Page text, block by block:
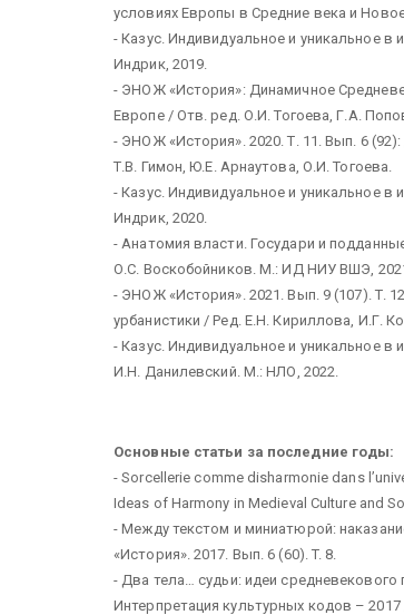
условиях Европы в Средние века и
- Казус. Индивидуальное и уникальное
Индрик, 2019.
- ЭНОЖ «История»: Динамичное
Европе / Отв. ред. О.И. Тогоева, Г.А.
- ЭНОЖ «История». 2020. Т. 11. Вып. 6
Т.В. Гимон, Ю.Е. Арнаутова, О.И. Тогоева.
- Казус. Индивидуальное и уникальное
Индрик, 2020.
- Анатомия власти. Государи и
О.С. Воскобойников. М.: ИД НИУ ВШЭ,
- ЭНОЖ «История». 2021. Вып. 9 (107). Т.
урбанистики / Ред. Е.Н. Кириллова, И.Г.
- Казус. Индивидуальное и уникальное
И.Н. Данилевский. М.: НЛО, 2022.
Основные статьи за последние годы:
- Sorcellerie comme disharmonie dans
Ideas of Harmony in Medieval Culture and
- Между текстом и миниатюрой:
«История». 2017. Вып. 6 (60). T. 8.
- Два тела… судьи: идеи
Интерпретация культурных кодов –